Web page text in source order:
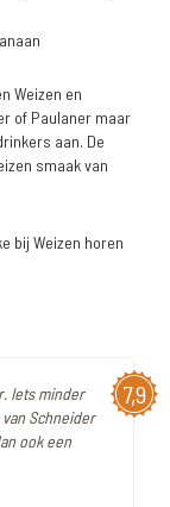
Weizen en
of Paulaner maar
aan. De
smaak van
bij Weizen horen
7,9
Iets minder
Schneider
ook een